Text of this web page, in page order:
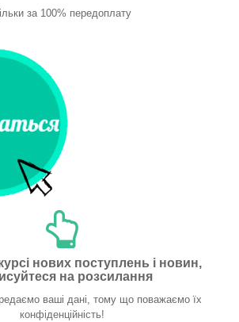
за 100% передоплату
нових поступлень і новин,
на розсилання
ваші дані, тому що поважаємо їх
конфіденційність!